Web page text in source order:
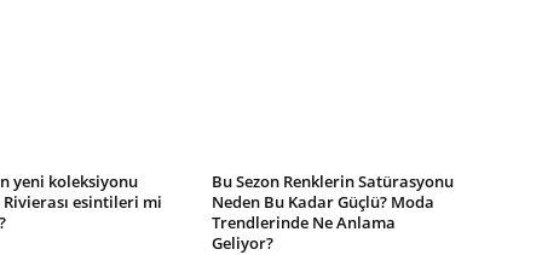
yeni koleksiyonu
Rivierası esintileri mi
Bu Sezon Renklerin Satürasyonu
Neden Bu Kadar Güçlü? Moda
Trendlerinde Ne Anlama
Geliyor?